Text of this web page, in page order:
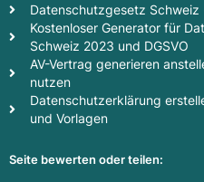
Datenschutzgesetz Schweiz
Kostenloser Generator für
Schweiz 2023 und DGSVO
AV-Vertrag generieren
nutzen
Datenschutzerklärung
und Vorlagen
Seite bewerten oder teilen: